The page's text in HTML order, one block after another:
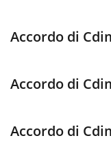
Italiano
日本語
Accordo di
Accordo di
Accordo di